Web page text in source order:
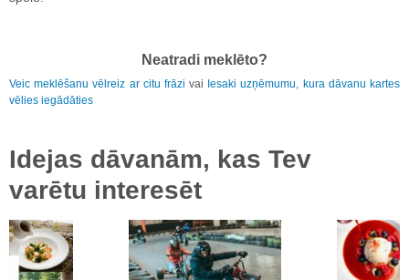
Neatradi meklēto?
Veic meklēšanu vēlreiz ar citu frāzi vai Iesaki uzņēmumu, kura dāvanu kartes
vēlies iegādāties
Idejas dāvanām, kas Tev
varētu interesēt